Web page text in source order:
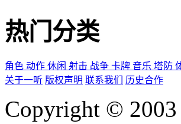
热门分类
角色 动作 休闲 射击 战争 卡牌 音乐 塔防
关于一听 版权声明 联系我们 历史合作
Copyright ©